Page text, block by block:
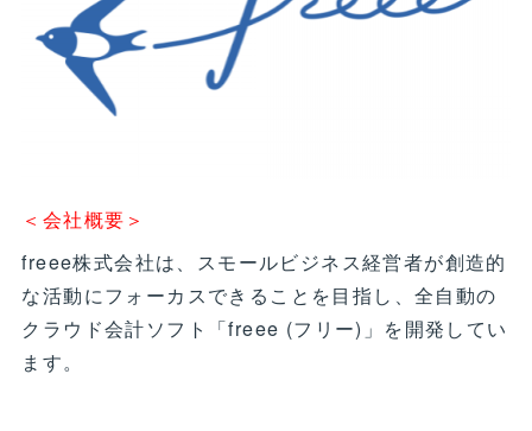
＜会社概要＞
freee株式会社は、スモールビジネス経営者が創造的
な活動にフォーカスできることを目指し、全自動の
クラウド会計ソフト「freee (フリー)」を開発してい
ます。